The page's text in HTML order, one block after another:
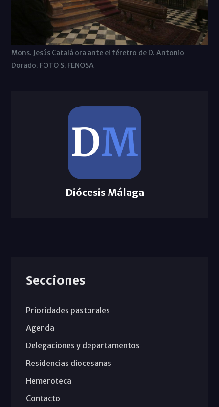
Mons. Jesús Catalá ora ante el féretro de D. Antonio
Dorado. FOTO S. FENOSA
Diócesis Málaga
Secciones
Prioridades pastorales
Agenda
Delegaciones y departamentos
Residencias diocesanas
Hemeroteca
Contacto